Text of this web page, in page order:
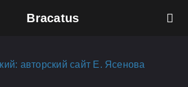
Bracatus